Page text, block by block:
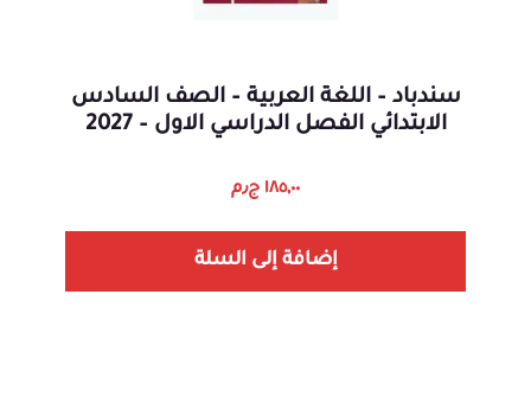
سندباد – اللغة العربية – الصف السادس
الابتدائي الفصل الدراسي الاول – 2027
١٨٥,٠٠ ج٫م
إضافة إلى السلة